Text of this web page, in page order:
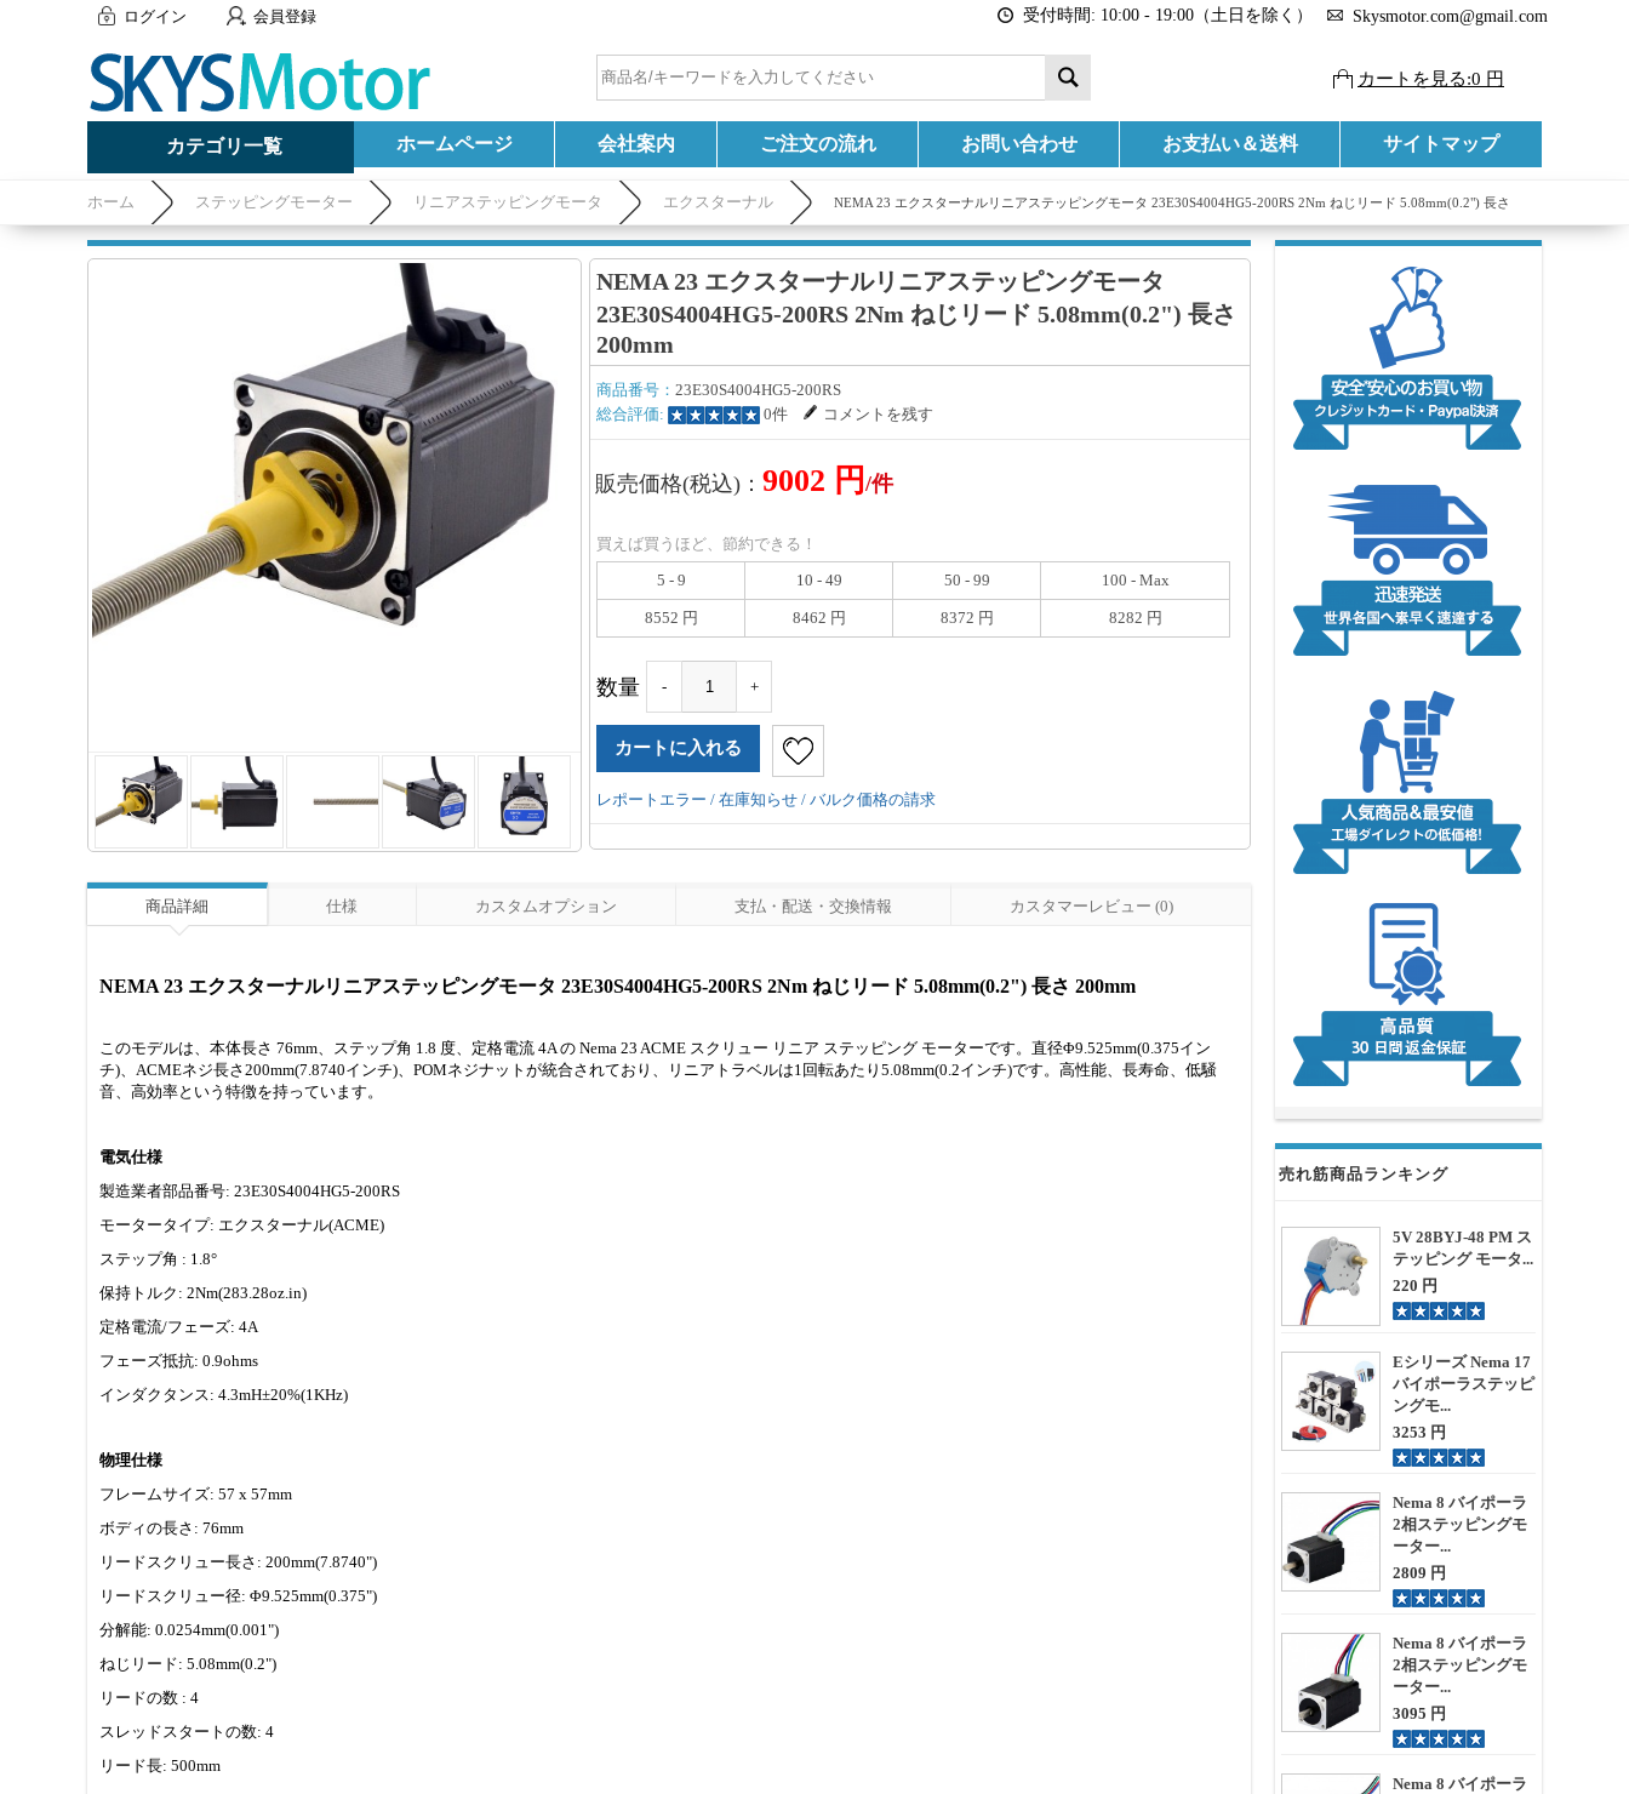
ログイン 会員登録 受付時間: 10:00 - 19:00（土日を除く） Skysmotor.com@gmail.com
カートを見る:0 円
カテゴリ一覧 ホームページ 会社案内 ご注文の流れ お問い合わせ お支払い＆送料 サイトマップ
ホーム ステッピングモーター リニアステッピングモータ エクスターナル NEMA 23 エクスターナルリニアステッピングモータ 23E30S4004HG5-200RS 2Nm ねじリード 5.08mm(0.2") 長さ
200mm
売れ筋商品ランキング
5V 28BYJ-48 PM ス
テッピング モータ...
220 円
Eシリーズ Nema 17
バイポーラステッピ
ングモ...
3253 円
Nema 8 バイポーラ
2相ステッピングモ
ーター...
2809 円
Nema 8 バイポーラ
2相ステッピングモ
ーター...
3095 円
Nema 8 バイポーラ
NEMA 23 エクスターナルリニアステッピングモータ
23E30S4004HG5-200RS 2Nm ねじリード 5.08mm(0.2") 長さ
200mm
商品番号： 23E30S4004HG5-200RS
総合評価:
0件 コメントを残す
販売価格(税込)： 9002 円 /件
買えば買うほど、節約できる！
5 - 9
10 - 49 50 - 99 100 - Max
8552 円 8462 円 8372 円 8282 円
数量 - +
レポートエラー / 在庫知らせ / バルク価格の請求
商品詳細 仕様 カスタムオプション 支払・配送・交換情報 カスタマーレビュー (0)
NEMA 23 エクスターナルリニアステッピングモータ 23E30S4004HG5-200RS 2Nm ねじリード 5.08mm(0.2") 長さ 200mm
このモデルは、本体長さ 76mm、ステップ角 1.8 度、定格電流 4A の Nema 23 ACME スクリュー リニア ステッピング モーターです。直径Φ9.525mm(0.375イン
チ)、ACMEネジ長さ200mm(7.8740インチ)、POMネジナットが統合されており、リニアトラベルは1回転あたり5.08mm(0.2インチ)です。高性能、長寿命、低騒
音、高効率という特徴を持っています。
電気仕様
製造業者部品番号: 23E30S4004HG5-200RS
モータータイプ: エクスターナル(ACME)
ステップ角 : 1.8°
保持トルク: 2Nm(283.28oz.in)
定格電流/フェーズ: 4A
フェーズ抵抗: 0.9ohms
インダクタンス: 4.3mH±20%(1KHz)
物理仕様
フレームサイズ: 57 x 57mm
ボディの長さ: 76mm
リードスクリュー長さ: 200mm(7.8740")
リードスクリュー径: Φ9.525mm(0.375")
分解能: 0.0254mm(0.001")
ねじリード: 5.08mm(0.2")
リードの数 : 4
スレッドスタートの数: 4
リード長: 500mm